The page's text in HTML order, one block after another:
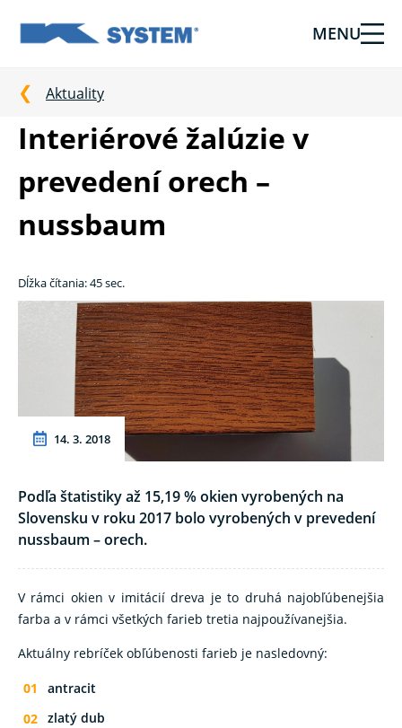
Tieniaca
pre
vašu
domácnosť
od
Ksystem
MENU
Aktuality
Interiérové žalúzie v
prevedení orech –
nussbaum
Dĺžka čítania: 45 sec.
14. 3. 2018
Podľa štatistiky až 15,19 % okien vyrobených na
Slovensku v roku 2017 bolo vyrobených v prevedení
nussbaum – orech.
V rámci okien v imitácií dreva je to druhá najobľúbenejšia
farba a v rámci všetkých farieb tretia najpoužívanejšia.
Aktuálny rebríček obľúbenosti farieb je nasledovný:
antracit
zlatý dub